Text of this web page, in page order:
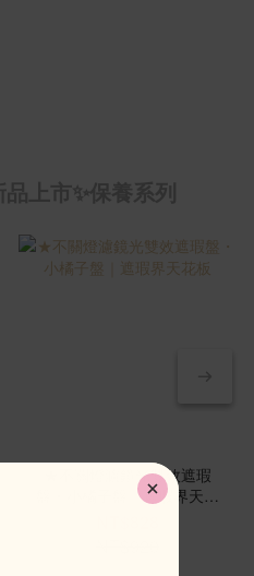
★不關燈濾鏡光雙效遮瑕
盤・小橘子盤｜遮瑕界天花